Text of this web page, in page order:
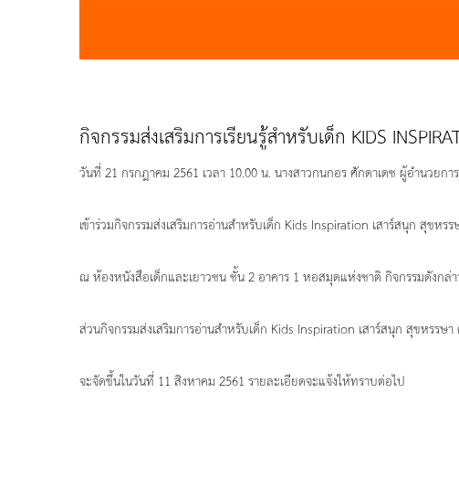
กิจกรรมส่งเสริมการเรียนรู้สำหรับเด็ก KIDS
วันที่ 21 กรกฎาคม 2561 เวลา 10.00 น. นางสาวกนกอร ศักดาเดช ผู้อำนวยก
เข้าร่วมกิจกรรมส่งเสริมการอ่านสำหรับเด็ก Kids Inspiration เสาร์สนุก สุขหร
ณ ห้องหนังสือเด็กและเยาวชน ชั้น 2 อาคาร 1 หอสมุดแห่งชาติ กิจกรรมดังกล่
ส่วนกิจกรรมส่งเสริมการอ่านสำหรับเด็ก Kids Inspiration เสาร์สนุก สุขหรรษ
จะจัดขึ้นในวันที่ 11 สิงหาคม 2561 รายละเอียดจะแจ้งให้ทราบต่อไป